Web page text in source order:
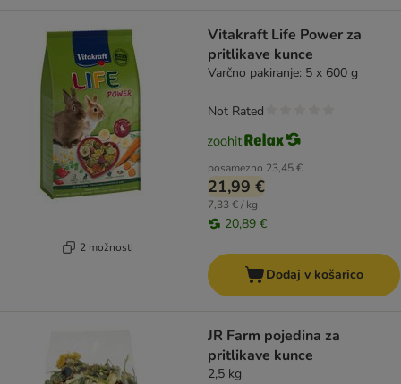
2 možnosti
Vitakraft Life Power za
pritlikave kunce
Varčno pakiranje: 5 x 600 g
posamezno 23,45 €
21,99 €
7,33 € / kg
20,89 €
Not Rated
Dodaj v košarico
JR Farm pojedina za
pritlikave kunce
2,5 kg